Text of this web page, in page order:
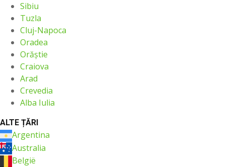
Sibiu
Tuzla
Cluj-Napoca
Oradea
Orăştie
Craiova
Arad
Crevedia
Alba Iulia
ALTE ȚĂRI
Argentina
Australia
België